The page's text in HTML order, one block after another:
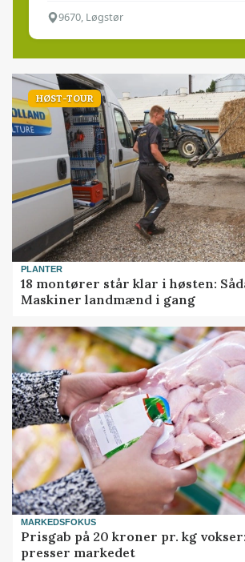
9670, Løgstør
HØST-TOUR
PLANTER
18 montører står klar i høsten:
Maskiner landmænd i gang
MARKEDSFOKUS
Prisgab på 20 kroner pr. kg
presser markedet